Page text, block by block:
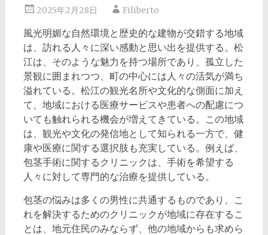
2025年2月28日 Filiberto
風光明媚な自然環境と歴史的な建物が交錯する地域
は、訪れる人々に深い感動と思い出を提供する。 松
江は、そのような魅力を持つ場所であり、孤立した
景観に囲まれつつ、町の中心には人々の活気が満ち
溢れている。松江の観光名所や文化的な側面に加え
て、地域における医療サービスや患者への配慮につ
いても触れられる機会が増えてきている。この地域
は、観光や文化の発信地として知られる一方で、健
康や医療に関する選択肢も充実している。例えば、
包茎手術に関するクリニックは、手術を希望する
人々に対して専門的な治療を提供している。
包茎の悩みは多くの男性に共通するものであり、こ
れを解決するためのクリニックが地域に存在するこ
とは、地元住民のみならず、他の地域からも求めら